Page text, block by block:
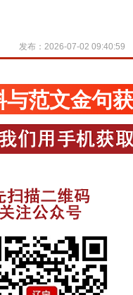
发布：2026-07-02 09:40:59
范文金句